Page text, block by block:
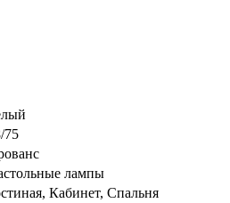
75
лампы
Кабинет, Спальня